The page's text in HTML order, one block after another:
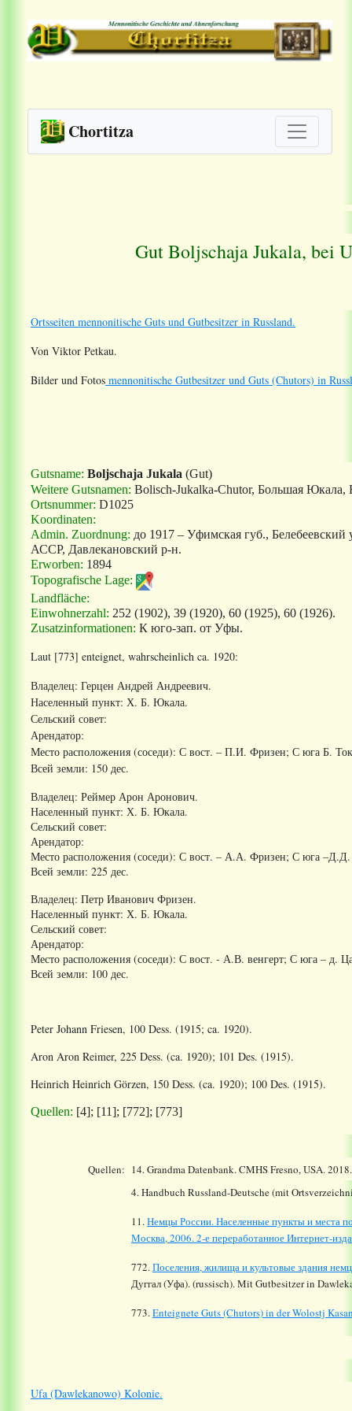
Chortitza
Gut Boljschaja Jukala, bei
Ortsseiten mennonitische Guts und Gutbesitzer in Russland.
Von Viktor Petkau.
Bilder und Fotos mennonitische Gutbesitzer und Guts (Chutors) in
Gutsname: Boljschaja Jukala (Gut)
Weitere Gutsnamen: Bolisch-Jukalka-Chutor, Большая Юкала,
Ortsnummer: D1025
Koordinaten:
Admin. Zuordnung: до 1917 – Уфимская губ., Белебеевский
АССР, Давлекановский р-н.
Erworben: 1894
Topografische Lage:
Landfläche:
Einwohnerzahl: 252 (1902), 39 (1920), 60 (1925), 60 (1926).
Zusatzinformationen: К юго-зап. от Уфы.
Laut [773] enteignet, wahrscheinlich ca. 1920:
Владелец: Герцен Андрей Андреевич.
Населенный пункт: Х. Б. Юкала.
Сельский совет:
Арендатор:
Место расположения (соседи): С вост. – П.И. Фризен; С юга Б.
Всей земли: 150 дес.
Владелец: Реймер Арон Аронович.
Населенный пункт: Х. Б. Юкала.
Сельский совет:
Арендатор:
Место расположения (соседи): С вост. – А.А. Фризен; С юга
Всей земли: 225 дес.
Владелец: Петр Иванович Фризен.
Населенный пункт: Х. Б. Юкала.
Сельский совет:
Арендатор:
Место расположения (соседи): С вост. - А.В. венгерт; С юга – д.
Всей земли: 100 дес.
Peter Johann Friesen, 100 Dess. (1915; ca. 1920).
Aron Aron Reimer, 225 Dess. (ca. 1920); 101 Des. (1915).
Heinrich Heinrich Görzen, 150 Dess. (ca. 1920); 100 Des. (1915).
Quellen: [4]; [11]; [772]; [773]
Quellen: 14.Grandma Datenbank. CMHS Fresno, USA.
4. Handbuch Russland-Deutsche (mit
11.Немцы России. Населенные пункты и места
Москва, 2006. 2-е переработанное Интернет-
772.Поселения, жилища и культовые здания
Дуггал (Уфа). (russisch). Mit Gutbesitzer in
773.Enteignete Guts (Chutors) in der Wolostj
Ufa (Dawlekanowo) Kolonie.